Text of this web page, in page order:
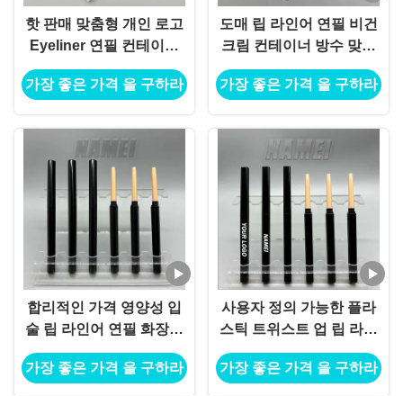
핫 판매 맞춤형 개인 로고
Eyeliner 연필 컨테이너
Blister 연필 슬림 빈 립 라
인러 튜브 계획 가능한 재
가장 좋은 가격 을 구하라
도매 립 라인어 연필 비건
크림 컨테이너 방수 맞춤
로고 개인 레이블
가장 좋은 가격 을 구하라
합리적인 가격 영양성 입
술 립 라인어 연필 화장품
용기 포장 튜브와 칩러
가장 좋은 가격 을 구하라
사용자 정의 가능한 플라
스틱 트위스트 업 립 라인
러 연필 컨테이너
가장 좋은 가격 을 구하라